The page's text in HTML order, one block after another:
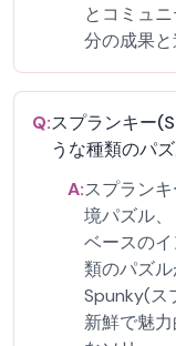
とコミュ
分の成果と
Q:スプランキー
うな種類のパ
A:スプラン
境パズル
ベースの
類のパズル
Spunky(ス
新鮮で魅